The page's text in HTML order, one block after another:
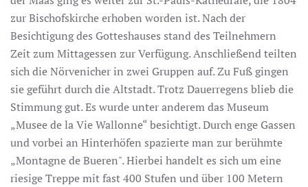
zur Bischofskirche erhoben worden ist. Nach der
Besichtigung des Gotteshauses stand des Teilnehmern
Zeit zum Mittagessen zur Verfügung. Anschließend teilten
sich die Nörvenicher in zwei Gruppen auf. Zu Fuß gingen
sie geführt durch die Altstadt. Trotz Dauerregens blieb die
Stimmung gut. Es wurde unter anderem das Museum
„Musee de la Vie Wallonne“ besichtigt. Durch enge Gassen
und vorbei an Hinterhöfen spazierte man zur berühmte
„Montagne de Bueren". Hierbei handelt es sich um eine
riesige Treppe mit fast 400 Stufen und über 100 Metern